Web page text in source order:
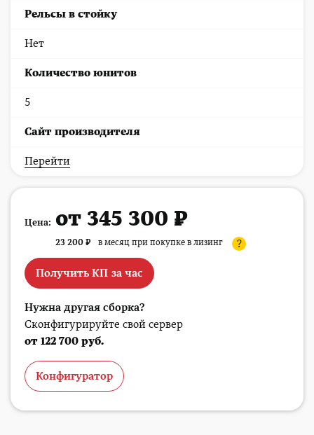
Рельсы в стойку
Нет
Количество юнитов
5
Cайт производителя
Перейти
Цена: от 345 300 ₽
23 200 ₽ в месяц при покупке в лизинг ?
Получить КП за час
Нужна другая сборка?
Сконфигурируйте свой сервер
от 122 700 руб.
Конфигуратор